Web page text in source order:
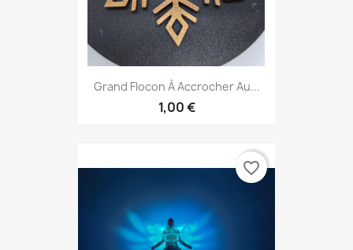
Grand Flocon À Accrocher Au...
1,00 €
favorite_border